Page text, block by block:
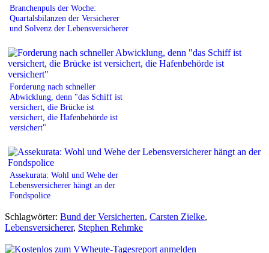
Branchenpuls der Woche:
Quartalsbilanzen der Versicherer
und Solvenz der Lebensversicherer
Forderung nach schneller
Abwicklung, denn "das Schiff ist
versichert, die Brücke ist
versichert, die Hafenbehörde ist
versichert"
Assekurata: Wohl und Wehe der
Lebensversicherer hängt an der
Fondspolice
Schlagwörter: Bund der Versicherten, Carsten Zielke,
Lebensversicherer, Stephen Rehmke